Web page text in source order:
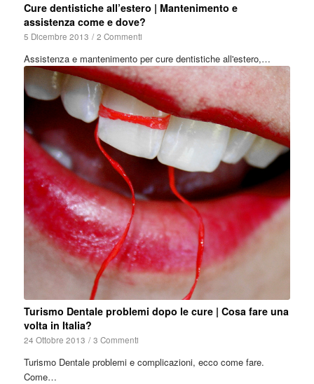
Cure dentistiche all’estero | Mantenimento e
assistenza come e dove?
5 Dicembre 2013 / 2 Commenti
Assistenza e mantenimento per cure dentistiche all'estero,…
Turismo Dentale problemi dopo le cure | Cosa fare una
volta in Italia?
24 Ottobre 2013 / 3 Commenti
Turismo Dentale problemi e complicazioni, ecco come fare.
Come…